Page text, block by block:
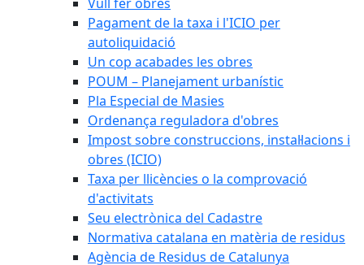
Pagament de la taxa i l'ICIO per
autoliquidació
Un cop acabades les obres
POUM – Planejament urbanístic
Pla Especial de Masies
Ordenança reguladora d'obres
Impost sobre construccions, instal·lacions i
obres (ICIO)
Taxa per llicències o la comprovació
d'activitats
Seu electrònica del Cadastre
Normativa catalana en matèria de residus
Agència de Residus de Catalunya